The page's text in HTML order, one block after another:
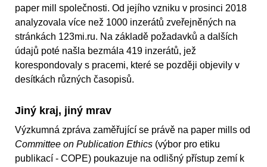
paper mill společnosti. Od jejího vzniku v prosinci 2018
analyzovala více než 1000 inzerátů zveřejněných na
stránkách 123mi.ru. Na základě požadavků a dalších
údajů poté našla bezmála 419 inzerátů, jež
korespondovaly s pracemi, které se později objevily v
desítkách různých časopisů.
Jiný kraj, jiný mrav
Výzkumná zpráva zaměřující se právě na paper mills od
Committee on Publication Ethics (výbor pro etiku
publikací - COPE) poukazuje na odlišný přístup zemí k